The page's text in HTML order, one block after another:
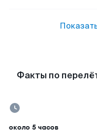
Факты по
около 5 часов